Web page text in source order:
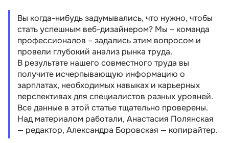
начинающих
Резюме
Вы когда-нибудь задумывались, что нужно, чтобы
стать успешным веб-дизайнером? Мы – команда
профессионалов – задались этим вопросом и
провели глубокий анализ рынка труда.
В результате нашего совместного труда вы
получите исчерпывающую информацию о
зарплатах, необходимых навыках и карьерных
перспективах для специалистов разных уровней.
Все данные в этой статье тщательно проверены.
Над материалом работали, Анастасия Полянская
— редактор, Александра Боровская — копирайтер.